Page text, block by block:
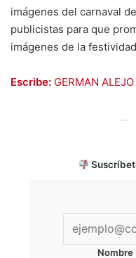
imágenes del carnaval
publicistas para que
imágenes de la
Escribe: GERMAN
Nombre